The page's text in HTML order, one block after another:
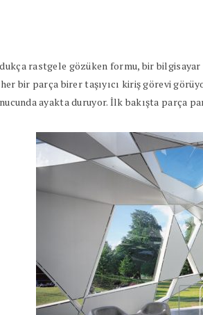
rastgele gözüken formu, bir
bir parça birer taşıyıcı kiriş görevi
ayakta duruyor. İlk bakışta parça